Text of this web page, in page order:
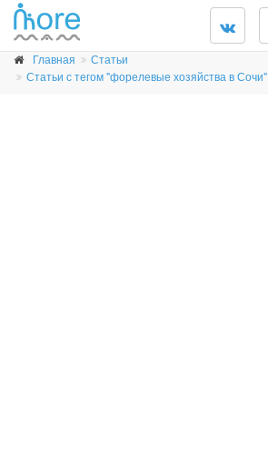
Главная
Статьи
Статьи с тегом "форелевые хозяйства в Сочи"